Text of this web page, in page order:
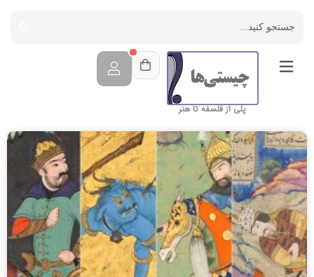
پلی از فلسفه تا هنر